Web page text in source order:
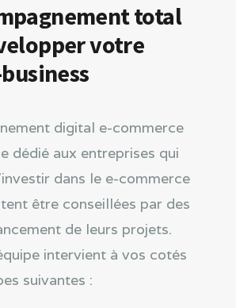
total
votre
digital e-commerce
dédié aux entreprises qui
dans le e-commerce
être conseillées par des
de leurs projets.
intervient à vos cotés
suivantes :